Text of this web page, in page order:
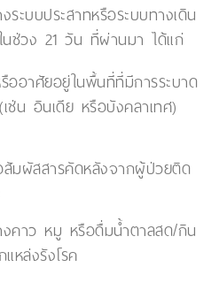
ะบบประสาทหรือระบบทางเดิน
นช่วง 21 วัน ที่ผ่านมา ได้แก่
ออาศัยอยู่ในพื้นที่ที่มีการระบาด
ช่น อินเดีย หรือบังคลาเทศ)
มผัสสารคัดหลังจากผู้ป่วยติด
คาว หมู หรือดื่มน้ำตาลสด/กิน
หล่งรังโรค